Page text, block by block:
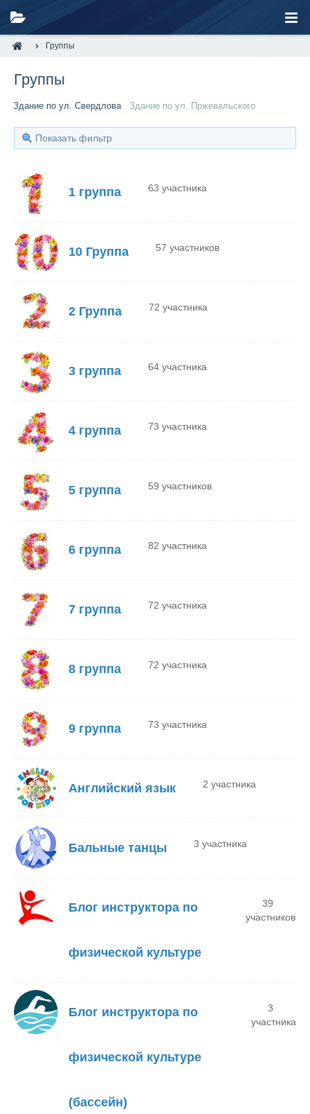
Группы
Группы
Здание по ул. Свердлова Здание по ул. Пржевальского
Показать фильтр
1 группа 63 участника
10 Группа 57 участников
2 Группа 72 участника
3 группа 64 участника
4 группа 73 участника
5 группа 59 участников
6 группа 82 участника
7 группа 72 участника
8 группа 72 участника
9 группа 73 участника
Английский язык 2 участника
Бальные танцы 3 участника
Блог инструктора по
физической культуре
39
участников
Блог инструктора по
физической культуре
(бассейн)
3
участника